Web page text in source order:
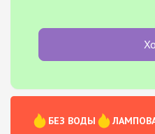
БЕЗ ВОДЫ